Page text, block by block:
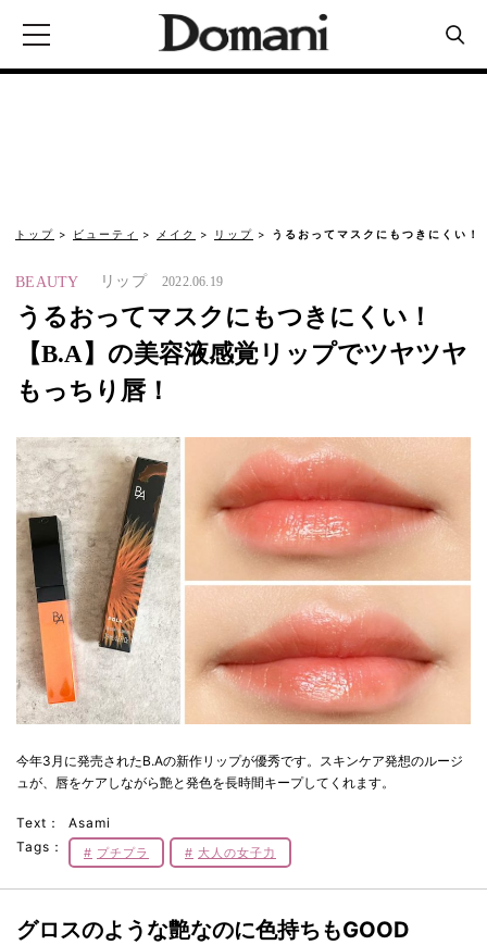
トップ ビューティ メイク リップ うるおってマスクにもつきにくい
BEAUTY リップ 2022.06.19
うるおってマスクにもつきにくい！
【B.A】の美容液感覚リップでツヤツヤ
もっちり唇！
今年3月に発売されたB.Aの新作リップが優秀です。スキンケア発想のルージ
ュが、唇をケアしながら艶と発色を長時間キープしてくれます。
Text：
Asami
Tags：
プチプラ 大人の女子力
グロスのような艶なのに色持ちもGOOD